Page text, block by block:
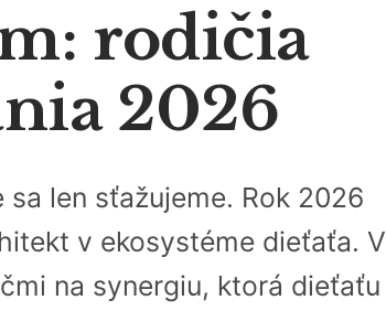
rodičia
2026
len sťažujeme. Rok 2026
v ekosystéme dieťaťa. V
na synergiu, ktorá dieťaťu